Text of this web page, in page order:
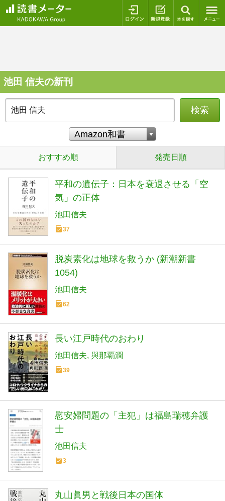
ログイン 新規登録
池田 信夫の新刊
検索
おすすめ順 発売日順
平和の遺伝子：日本を衰退させる「空
気」の正体
池田信夫
37
脱炭素化は地球を救うか (新潮新書
1054)
池田信夫
62
長い江戸時代のおわり
池田信夫 與那覇潤
39
慰安婦問題の「主犯」は福島瑞穂弁護
士
池田信夫
3
丸山眞男と戦後日本の国体